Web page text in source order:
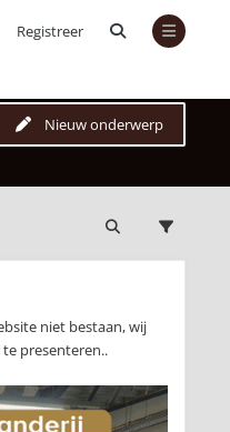
Registreer
Nieuw onderwerp
niet bestaan, wij
presenteren..